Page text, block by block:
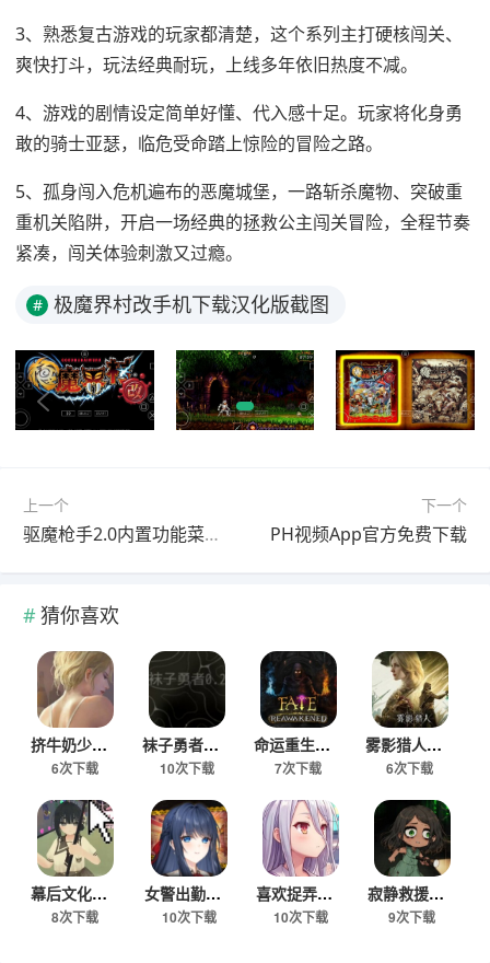
3、熟悉复古游戏的玩家都清楚，这个系列主打硬核闯关、
爽快打斗，玩法经典耐玩，上线多年依旧热度不减。
4、游戏的剧情设定简单好懂、代入感十足。玩家将化身勇
敢的骑士亚瑟，临危受命踏上惊险的冒险之路。
5、孤身闯入危机遍布的恶魔城堡，一路斩杀魔物、突破重
重机关陷阱，开启一场经典的拯救公主闯关冒险，全程节奏
紧凑，闯关体验刺激又过瘾。
# 极魔界村改手机下载汉化版截图
上一个
驱魔枪手2.0内置功能菜单最新版
下一个
PH视频App官方免费下载
猜你喜欢
挤牛奶少女手游最新版
6次下载
袜子勇者安卓下载安装
10次下载
命运重生解锁版下载
7次下载
雾影猎人安卓移植版
6次下载
幕后文化祭游戏下载手机版
8次下载
女警出勤破解版免费下载
10次下载
喜欢捉弄我的可爱妹妹游戏手机版
10次下载
寂静救援游戏下载
9次下载